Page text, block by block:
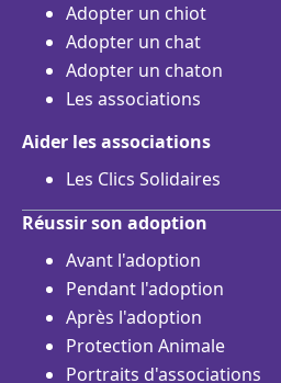
Adopter un chiot
Adopter un chat
Adopter un chaton
Les associations
Aider les associations
Les Clics Solidaires
Réussir son adoption
Avant l'adoption
Pendant l'adoption
Après l'adoption
Protection Animale
Portraits d'associations